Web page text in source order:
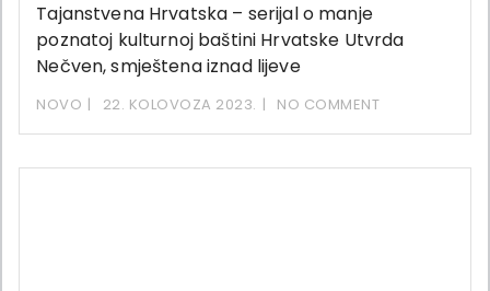
Tajanstvena Hrvatska – serijal o manje
poznatoj kulturnoj baštini Hrvatske Utvrda
Nečven, smještena iznad lijeve
NOVO 22. KOLOVOZA 2023. NO COMMENT